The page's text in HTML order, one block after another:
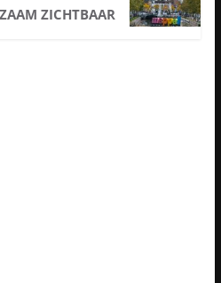
ZICHTBAAR